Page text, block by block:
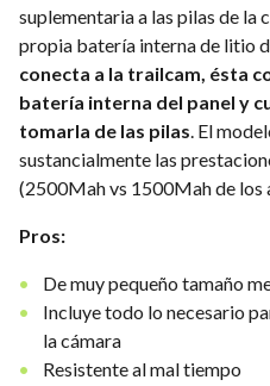
suplementaria a las pilas de la
propia batería interna de litio
conecta a la trailcam, ésta
batería interna del panel y
tomarla de las pilas. El
sustancialmente las
(2500Mah vs 1500Mah de los
Pros:
De muy pequeño tamaño
Incluye todo lo necesario
la cámara
Resistente al mal tiempo